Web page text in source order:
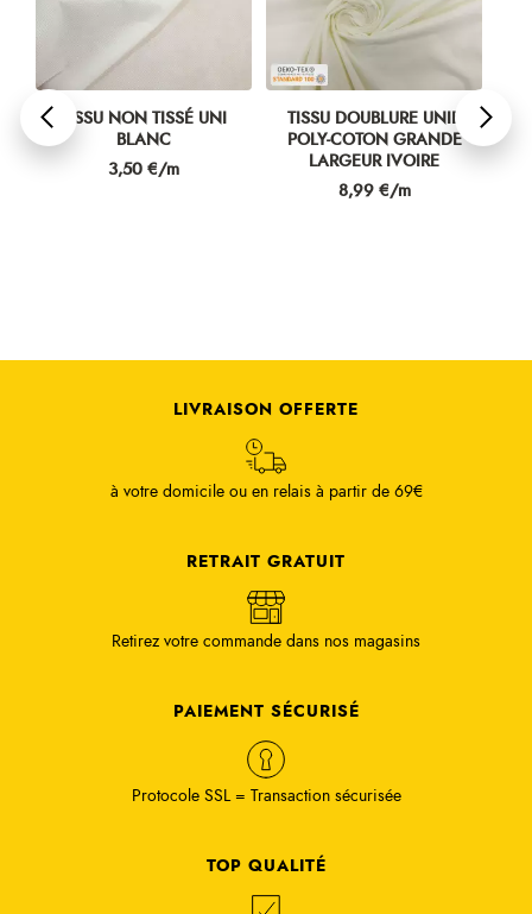
TISSU NON TISSÉ UNI
BLANC
Prix
3,50 €/m
TISSU DOUBLURE UNIE
POLY-COTON GRANDE
LARGEUR IVOIRE
Prix
8,99 €/m
LIVRAISON OFFERTE
à votre domicile ou en relais à partir de 69€
RETRAIT GRATUIT
Retirez votre commande dans nos magasins
PAIEMENT SÉCURISÉ
Protocole SSL = Transaction sécurisée
TOP QUALITÉ